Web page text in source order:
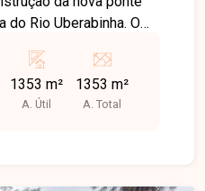
do Rio Uberabinha. O
rurais, contando
na região.
1353 m²
A. Útil
1353 m²
A. Total